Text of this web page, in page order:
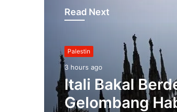
Read Next
Palestin
3 hours ago
Itali Bakal
Gelombang